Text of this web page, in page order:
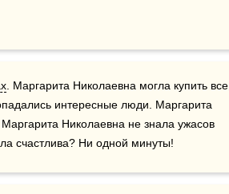
. Маргарита Николаевна могла купить все,
интересные люди. Маргарита
Николаевна не знала ужасов
счастлива? Ни одной минуты!